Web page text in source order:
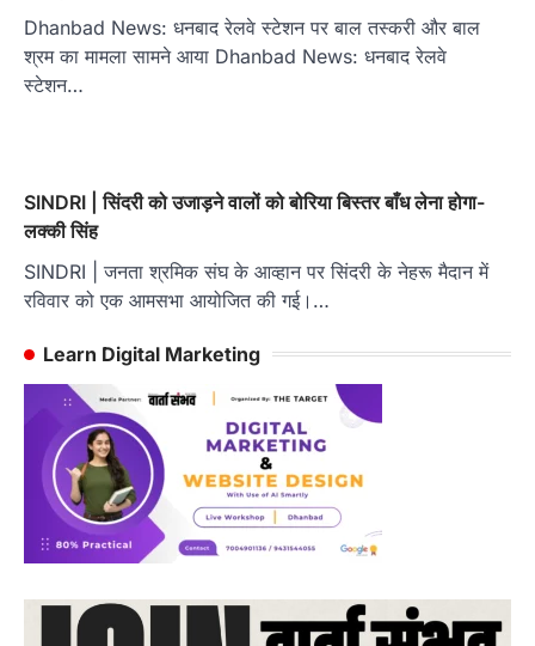
Dhanbad News: धनबाद रेलवे स्टेशन पर बाल तस्करी और बाल
श्रम का मामला सामने आया Dhanbad News: धनबाद रेलवे
स्टेशन…
SINDRI | सिंदरी को उजाड़ने वालों को बोरिया बिस्तर बाँध लेना होगा-
लक्की सिंह
SINDRI | जनता श्रमिक संघ के आव्हान पर सिंदरी के नेहरू मैदान में
रविवार को एक आमसभा आयोजित की गई।…
Learn Digital Marketing